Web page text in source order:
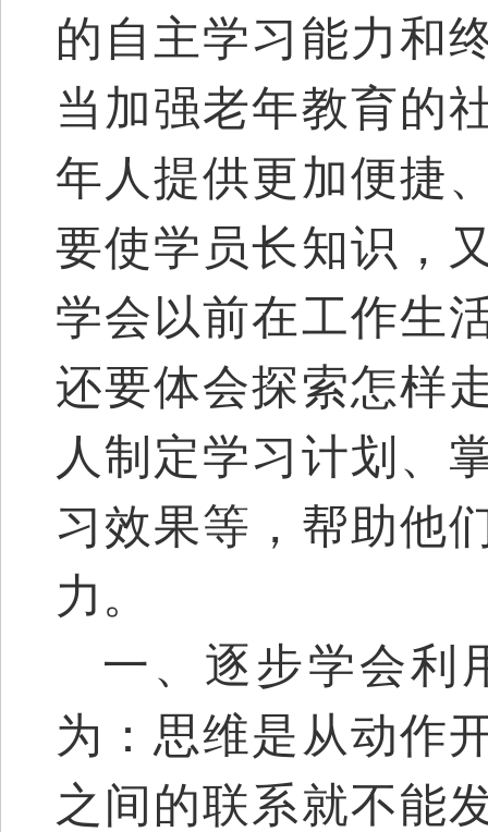
的自主学习能力和
当加强老年教育的
年人提供更加便捷
要使学员长知识，
学会以前在工作生
还要体会探索怎样
人制定学习计划、
习效果等，帮助他
力。
一、逐步学会利
为：思维是从动作
之间的联系就不能